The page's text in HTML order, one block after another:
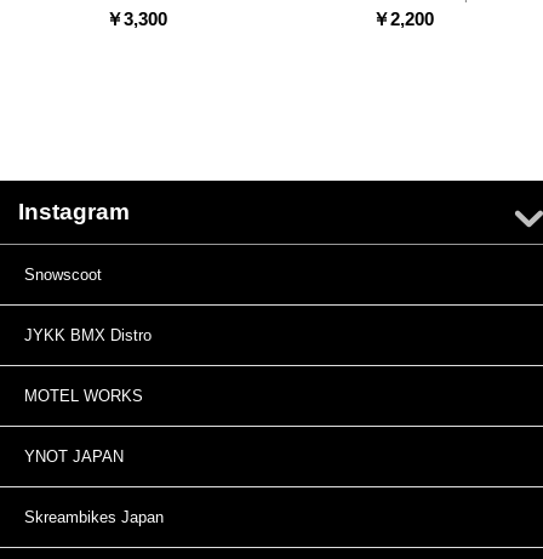
￥3,300 ￥2,200
Instagram
Snowscoot
JYKK BMX Distro
MOTEL WORKS
YNOT JAPAN
Skreambikes Japan